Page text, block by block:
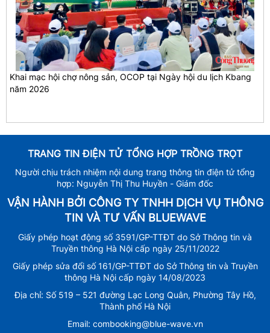
Khai mạc hội chợ nông sản, OCOP tại Ngày hội du lịch Kbang
năm 2026
TRANG TIN ĐIỆN TỬ TỔNG HỢP TRỒNG TRỌT
Người chịu trách nhiệm nội dung trang thông tin điện tử tổng
hợp: Nguyễn Thị Thu Huyền - Giám đốc
VẬN HÀNH BỞI CÔNG TY TNHH DỊCH VỤ THÔNG
TIN VÀ TƯ VẤN BLUEWAVE
Giấy phép hoạt động số 3591/GP-TTĐT do Sở Thông tin và
Truyền thông Hà Nội cấp ngày 25/11/2022
Giấy phép sửa đổi số 161/GP-TTĐT do Sở Thông tin và Truyền
thông Hà Nội cấp ngày 14/08/2023
Địa chỉ: Số 519 – 521 đường Lạc Long Quân, Phường Tây Hồ,
Thành phố Hà Nội
Email: combooking@blue-wave.vn